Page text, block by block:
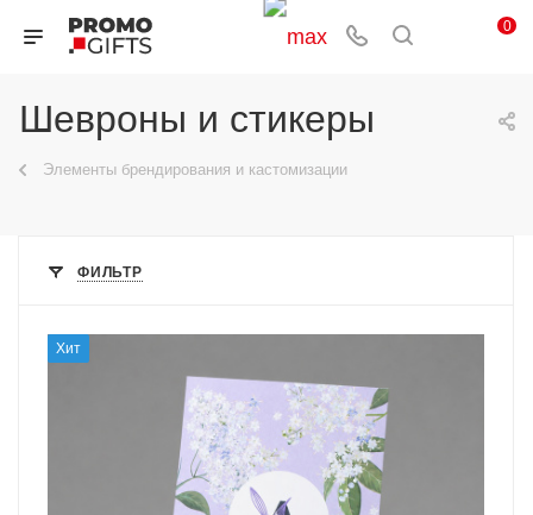
0
Шевроны и стикеры
Элементы брендирования и кастомизации
ФИЛЬТР
Хит